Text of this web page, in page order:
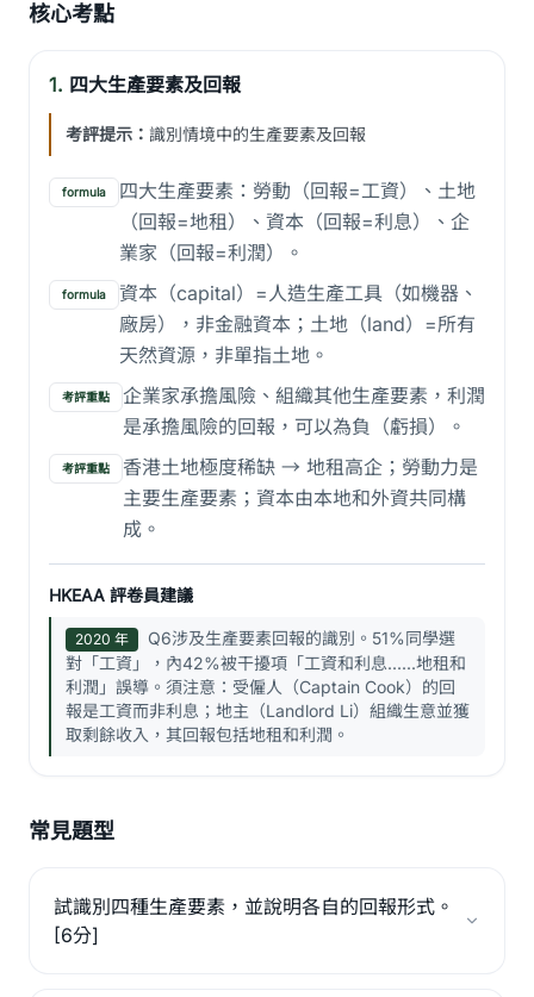
核心考點
1. 四大生產要素及回報
考評提示： 識別情境中的生產要素及回報
formula
四大生產要素：勞動（回報=工資）、土地
（回報=地租）、資本（回報=利息）、企
業家（回報=利潤）。
formula
資本（capital）=人造生產工具（如機器、
廠房），非金融資本；土地（land）=所有
天然資源，非單指土地。
考評重點
企業家承擔風險、組織其他生產要素，利潤
是承擔風險的回報，可以為負（虧損）。
考評重點
香港土地極度稀缺 → 地租高企；勞動力是
主要生產要素；資本由本地和外資共同構
成。
HKEAA 評卷員建議
2020 年
Q6涉及生產要素回報的識別。51%同學選
對「工資」，內42%被干擾項「工資和利息......地租和
利潤」誤導。須注意：受僱人（Captain Cook）的回
報是工資而非利息；地主（Landlord Li）組織生意並獲
取剩餘收入，其回報包括地租和利潤。
常見題型
試識別四種生產要素，並說明各自的回報形式。
[6分]